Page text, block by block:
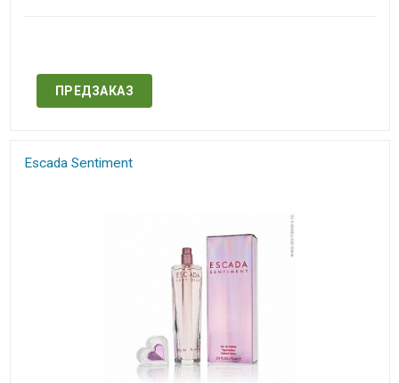
ПРЕДЗАКАЗ
Escada​ Sentiment